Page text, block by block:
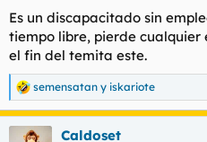
Es un discapacitado sin
tiempo libre, pierde cualquier
el fin del temita este.
R
e
a
semensatan y iskariote
Caldoset